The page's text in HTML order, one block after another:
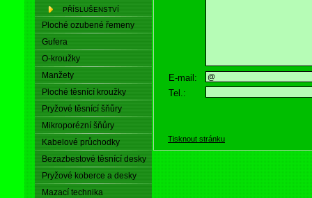
PŘÍSLUŠENSTVÍ
Ploché ozubené řemeny
Gufera
O-kroužky
Manžety
Ploché těsnící kroužky
Pryžové těsnící šňůry
Mikroporézní šňůry
Kabelové průchodky
Bezazbestové těsnící desky
Pryžové koberce a desky
Mazací technika
E-mail:
Tel.:
Tisknout stránku